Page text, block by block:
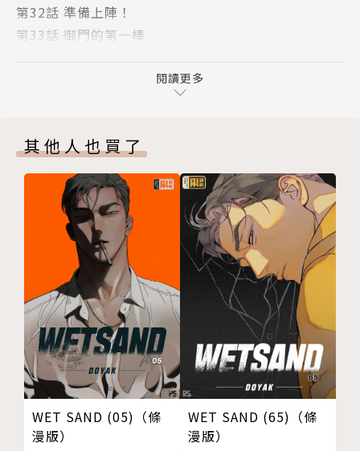
第32話 準備上陣！
第33話 御門的第一棒
閱讀更多
其他人也買了
WET SAND (05)（條
漫版）
WET SAND (65)（條
漫版）